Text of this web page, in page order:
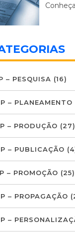
– PESQUISA (16)
– PLANEAMENTO
– PRODUÇÃO (27)
– PUBLICAÇÃO
– PROMOÇÃO (25)
– PROPAGAÇÃO
–